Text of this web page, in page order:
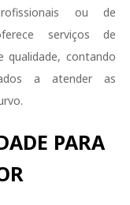
ou de
serviços de
qualidade, contando
a atender as
PARA